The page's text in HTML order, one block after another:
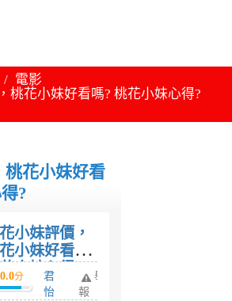
電影
桃花小妹好看嗎? 桃花小妹心得?
桃花小妹好看
?
小妹評價，
小妹好看嗎?
小妹心得?
0.0分
君
怡
舉
報